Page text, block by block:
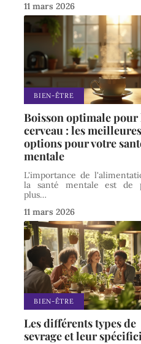
11 mars 2026
BIEN-ÊTRE
Boisson optimale pour
cerveau : les meilleures
options pour votre
mentale
L'importance de
la santé mentale est de
plus…
11 mars 2026
BIEN-ÊTRE
Les différents types de
sevrage et leur